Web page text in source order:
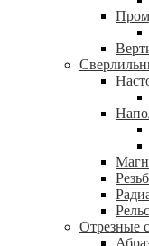
Отрезные